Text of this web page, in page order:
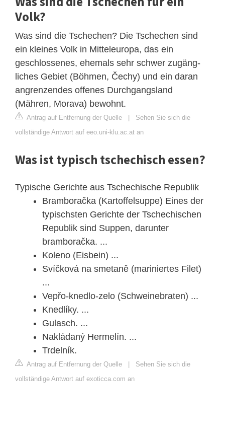
Volk?
Was sind die Tschechen? Die Tschechen sind
ein kleines Volk in Mitteleuropa, das ein
geschlossenes, ehemals sehr schwer zugäng-
liches Gebiet (Böhmen, Čechy) und ein daran
angrenzendes offenes Durchgangsland
(Mähren, Morava) bewohnt.
Antrag auf Entfernung der Quelle | Sehen Sie sich die
vollständige Antwort auf eeo.uni-klu.ac.at an
Was ist typisch tschechisch essen?
Typische Gerichte aus Tschechische Republik
Bramboračka (Kartoffelsuppe) Eines der
typischsten Gerichte der Tschechischen
Republik sind Suppen, darunter
bramboračka. ...
Koleno (Eisbein) ...
Svíčková na smetaně (mariniertes Filet)
...
Vepřo-knedlo-zelo (Schweinebraten) ...
Knedlíky. ...
Gulasch. ...
Nakládaný Hermelín. ...
Trdelník.
Antrag auf Entfernung der Quelle | Sehen Sie sich die
vollständige Antwort auf exoticca.com an